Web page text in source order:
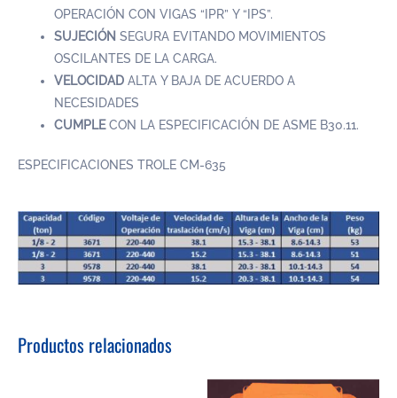
OPERACIÓN CON VIGAS “IPR” Y “IPS”.
SUJECIÓNSEGURA EVITANDO MOVIMIENTOS
OSCILANTES DE LA CARGA.
VELOCIDADALTA Y BAJA DE ACUERDO A
NECESIDADES
CUMPLECON LA ESPECIFICACIÓN DE ASME B30.11.
ESPECIFICACIONES TROLE CM-635
Productos relacionados